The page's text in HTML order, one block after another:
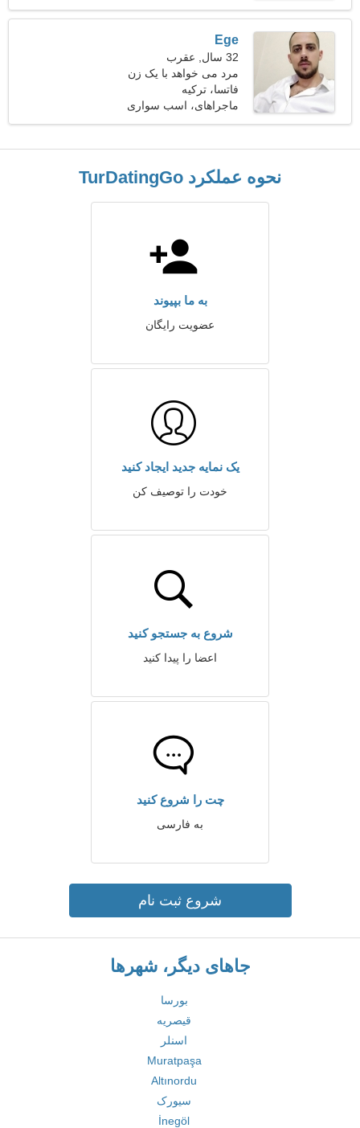
Ege
32 سال, عقرب
مرد می خواهد با یک زن
ملاقات کند
فاتسا، ترکیه
ماجراهای، اسب سواری
نحوه عملکرد TurDatingGo
به ما بپیوند
عضویت رایگان
یک نمایه جدید ایجاد کنید
خودت را توصیف کن
شروع به جستجو کنید
اعضا را پیدا کنید
چت را شروع کنید
به فارسی
شروع ثبت نام
جاهای دیگر، شهرها
بورسا
قیصریه
اسنلر
Muratpaşa
Altınordu
سیورک
İnegöl